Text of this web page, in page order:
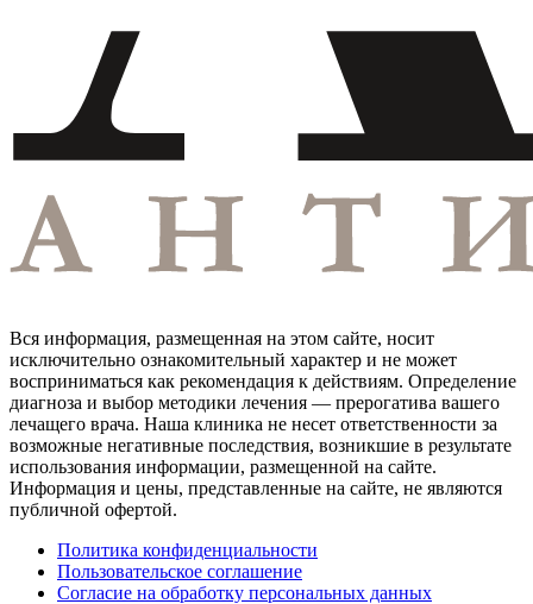
Вся информация, размещенная на этом сайте, носит
исключительно ознакомительный характер и не может
восприниматься как рекомендация к действиям. Определение
диагноза и выбор методики лечения — прерогатива вашего
лечащего врача. Наша клиника не несет ответственности за
возможные негативные последствия, возникшие в результате
использования информации, размещенной на сайте.
Информация и цены, представленные на сайте, не являются
публичной офертой.
Политика конфиденциальности
Пользовательское соглашение
Согласие на обработку персональных данных